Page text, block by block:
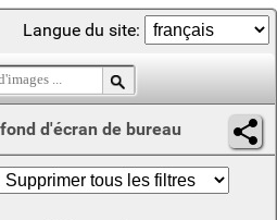
Langue du site:
fond d'écran de bureau